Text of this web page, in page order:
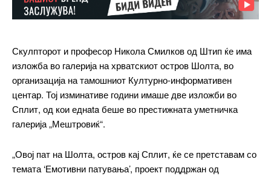
Скулпторот и професор Никола Смилков од Штип ќе има
изложба во галерија на хрватскиот остров Шолта, во
организација на тамошниот Културно-информативен
центар. Тој изминативе години имаше две изложби во
Сплит, од кои еднata беше во престижната уметничка
галерија „Мештровиќ“.
„Овој пат на Шолта, остров кај Сплит, ќе се претставам со
темата ‘Емотивни патувања’, проект поддржан од